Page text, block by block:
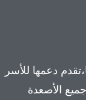
دعمها للأسر
الأصعدة